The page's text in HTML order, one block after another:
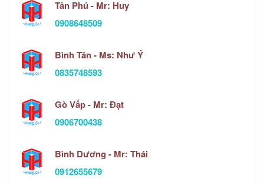
Tân Phú - Mr: Huy
0908648509
Bình Tân - Ms: Như Ý
0835748593
Gò Vấp - Mr: Đạt
0906700438
Bình Dương - Mr: Thái
0912655679